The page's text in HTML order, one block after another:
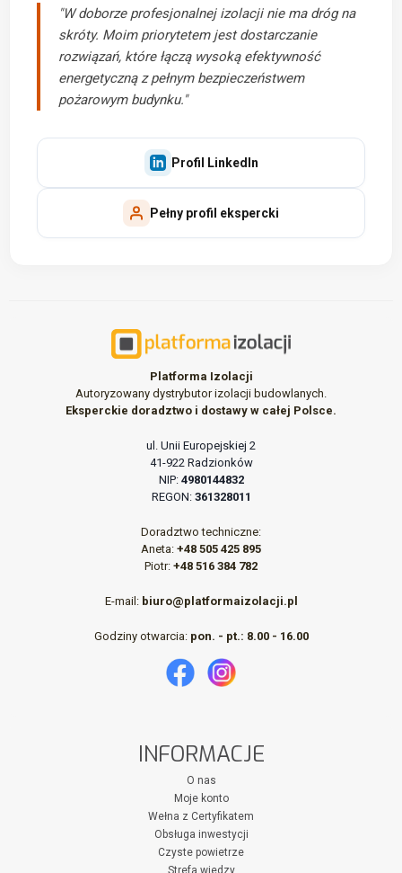
"W doborze profesjonalnej izolacji nie ma dróg na
skróty. Moim priorytetem jest dostarczanie
rozwiązań, które łączą wysoką efektywność
energetyczną z pełnym bezpieczeństwem
pożarowym budynku."
Profil LinkedIn
Pełny profil ekspercki
Platforma Izolacji
Autoryzowany dystrybutor izolacji budowlanych.
Eksperckie doradztwo i dostawy w całej Polsce.
ul. Unii Europejskiej 2
41-922 Radzionków
NIP: 4980144832
REGON: 361328011
Doradztwo techniczne:
Aneta: +48 505 425 895
Piotr: +48 516 384 782
E-mail: biuro@platformaizolacji.pl
Godziny otwarcia: pon. - pt.: 8.00 - 16.00
INFORMACJE
O nas
Moje konto
Wełna z Certyfikatem
Obsługa inwestycji
Czyste powietrze